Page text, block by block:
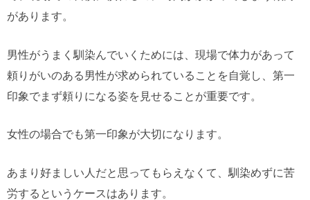
があります。
男性がうまく馴染んでいくためには、現場で体力があって
頼りがいのある男性が求められていることを自覚し、第一
印象でまず頼りになる姿を見せることが重要です。
女性の場合でも第一印象が大切になります。
あまり好ましい人だと思ってもらえなくて、馴染めずに苦
労するというケースはあります。